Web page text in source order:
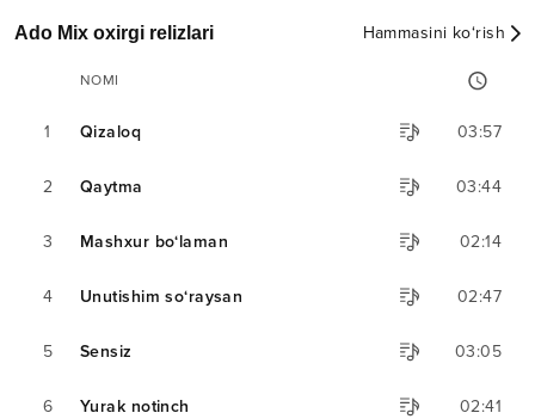
Ado Mix oxirgi relizlari Hammasini ko‘rish
NOMI
1 Qizaloq 03:57
2 Qaytma 03:44
3 Mashxur bo‘laman 02:14
4 Unutishim so‘raysan 02:47
5 Sensiz 03:05
6 Yurak notinch 02:41